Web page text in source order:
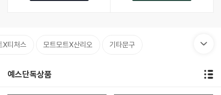
X티처스 모트모트X산리오 기타문구
예스단독상품